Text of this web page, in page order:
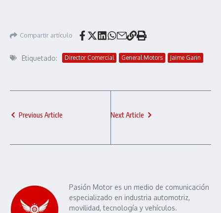
Compartir artículo
Etiquetado: Director Comercial General Motors Jaime Garin
Previous Article Next Article
Pasión Motor es un medio de comunicación
especializado en industria automotriz,
movilidad, tecnología y vehículos.